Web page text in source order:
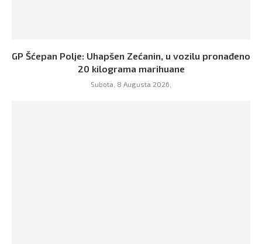
GP Šćepan Polje: Uhapšen Zećanin, u vozilu pronađeno
20 kilograma marihuane
Subota, 8 Augusta 2026,